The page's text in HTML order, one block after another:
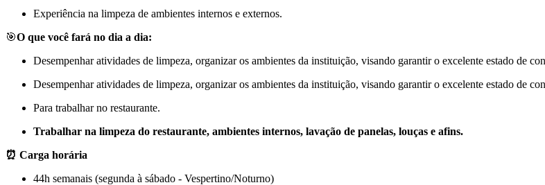
Experiência na limpeza de ambientes internos e externos.
🎯O que você fará no dia a dia:
Desempenhar atividades de limpeza, organizar os ambientes da instituição, visando garantir o excelente estado de
Desempenhar atividades de limpeza, organizar os ambientes da instituição, visando garantir o excelente estado de
Para trabalhar no restaurante.
Trabalhar na limpeza do restaurante, ambientes internos, lavação de panelas, louças e afins.
⏰ Carga horária
44h semanais (segunda à sábado - Vespertino/Noturno)